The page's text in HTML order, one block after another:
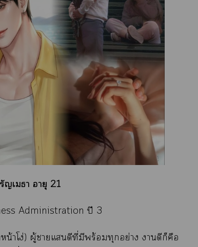
เา อายุ 21
Administration ปี 3
หน้าโง่) ผู้าแดีที่มีพร้อมทุกอย่าง าดีก็คือ